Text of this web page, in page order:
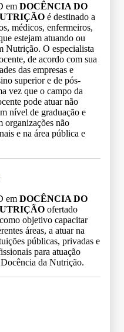
em DOCÊNCIA DO
é destinado a
médicos, enfermeiros,
estejam atuando ou
Nutrição. O especialista
de acordo com sua
das empresas e
superior e de pós-
vez que o campo da
pode atuar não
nível de graduação e
organizações não
e na área pública e
em DOCÊNCIA DO
ofertado
objetivo capacitar
áreas, a atuar na
públicas, privadas e
para atuação
da Nutrição.